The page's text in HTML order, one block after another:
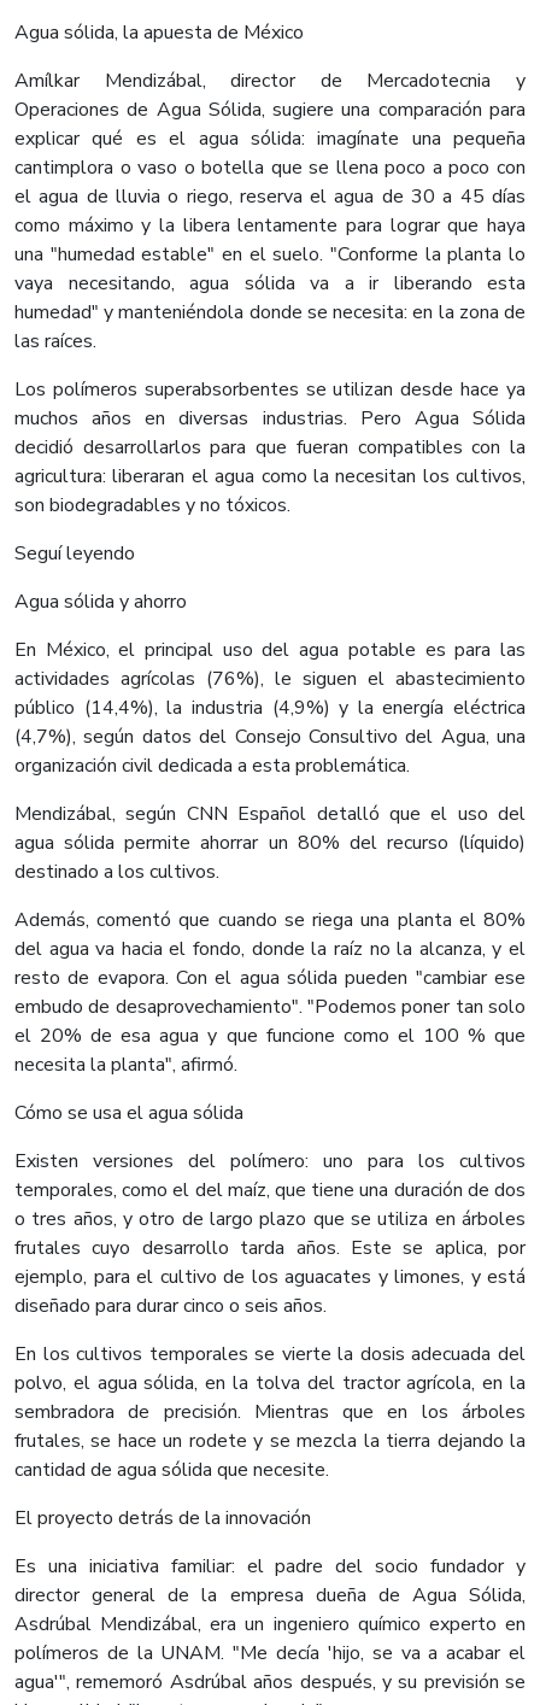
Agua sólida, la apuesta de México
Amílkar Mendizábal, director de Mercadotecnia y
Operaciones de Agua Sólida, sugiere una comparación para
explicar qué es el agua sólida: imagínate una pequeña
cantimplora o vaso o botella que se llena poco a poco con
el agua de lluvia o riego, reserva el agua de 30 a 45 días
como máximo y la libera lentamente para lograr que haya
una "humedad estable" en el suelo. "Conforme la planta lo
vaya necesitando, agua sólida va a ir liberando esta
humedad" y manteniéndola donde se necesita: en la zona de
las raíces.
Los polímeros superabsorbentes se utilizan desde hace ya
muchos años en diversas industrias. Pero Agua Sólida
decidió desarrollarlos para que fueran compatibles con la
agricultura: liberaran el agua como la necesitan los cultivos,
son biodegradables y no tóxicos.
Seguí leyendo
Agua sólida y ahorro
En México, el principal uso del agua potable es para las
actividades agrícolas (76%), le siguen el abastecimiento
público (14,4%), la industria (4,9%) y la energía eléctrica
(4,7%), según datos del Consejo Consultivo del Agua, una
organización civil dedicada a esta problemática.
Mendizábal, según CNN Español detalló que el uso del
agua sólida permite ahorrar un 80% del recurso (líquido)
destinado a los cultivos.
Además, comentó que cuando se riega una planta el 80%
del agua va hacia el fondo, donde la raíz no la alcanza, y el
resto de evapora. Con el agua sólida pueden "cambiar ese
embudo de desaprovechamiento". "Podemos poner tan solo
el 20% de esa agua y que funcione como el 100 % que
necesita la planta", afirmó.
Cómo se usa el agua sólida
Existen versiones del polímero: uno para los cultivos
temporales, como el del maíz, que tiene una duración de dos
o tres años, y otro de largo plazo que se utiliza en árboles
frutales cuyo desarrollo tarda años. Este se aplica, por
ejemplo, para el cultivo de los aguacates y limones, y está
diseñado para durar cinco o seis años.
En los cultivos temporales se vierte la dosis adecuada del
polvo, el agua sólida, en la tolva del tractor agrícola, en la
sembradora de precisión. Mientras que en los árboles
frutales, se hace un rodete y se mezcla la tierra dejando la
cantidad de agua sólida que necesite.
El proyecto detrás de la innovación
Es una iniciativa familiar: el padre del socio fundador y
director general de la empresa dueña de Agua Sólida,
Asdrúbal Mendizábal, era un ingeniero químico experto en
polímeros de la UNAM. "Me decía 'hijo, se va a acabar el
agua'", rememoró Asdrúbal años después, y su previsión se